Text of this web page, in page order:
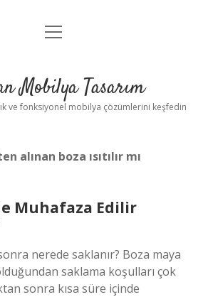
Anasayfa
Yasal Uyarı
menüyü
Mobilya Tasarım
ve fonksiyonel mobilya çözümlerini keşfedin
alınan boza ısıtılır mı
Muhafaza Edilir
nerede saklanır? Boza maya
saklama koşulları çok
sonra kısa süre içinde